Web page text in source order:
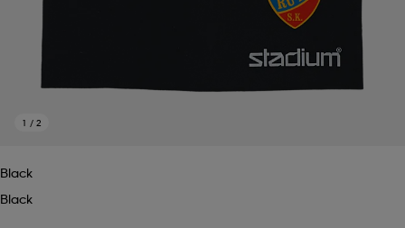
1 / 2
Black
Black